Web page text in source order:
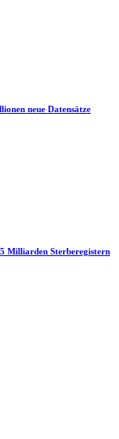
neue Datensätze
Milliarden Sterberegistern